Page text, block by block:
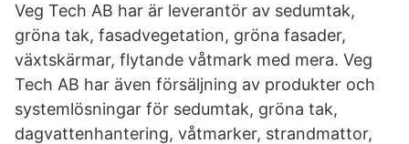
Veg Tech AB har är leverantör av sedumtak,
gröna tak, fasadvegetation, gröna fasader,
växtskärmar, flytande våtmark med mera. Veg
Tech AB har även försäljning av produkter och
systemlösningar för sedumtak, gröna tak,
dagvattenhantering, våtmarker, strandmattor,